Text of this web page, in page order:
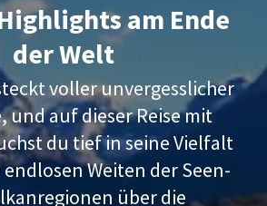
am Ende
der Welt
voller unvergesslicher
und auf dieser Reise mit
du tief in seine Vielfalt
Weiten der Seen-
über die